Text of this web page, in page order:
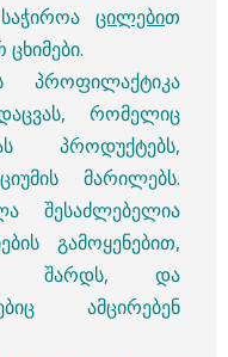
ცილებით
პროფილაქტიკა
რომელიც
პროდუქტებს,
მარილებს.
შესაძლებელია
გამოყენებით,
შარდს, და
ამცირებენ